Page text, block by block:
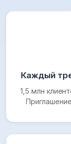
Каждый
1,5 млн